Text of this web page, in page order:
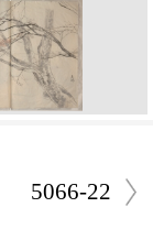
5066-22